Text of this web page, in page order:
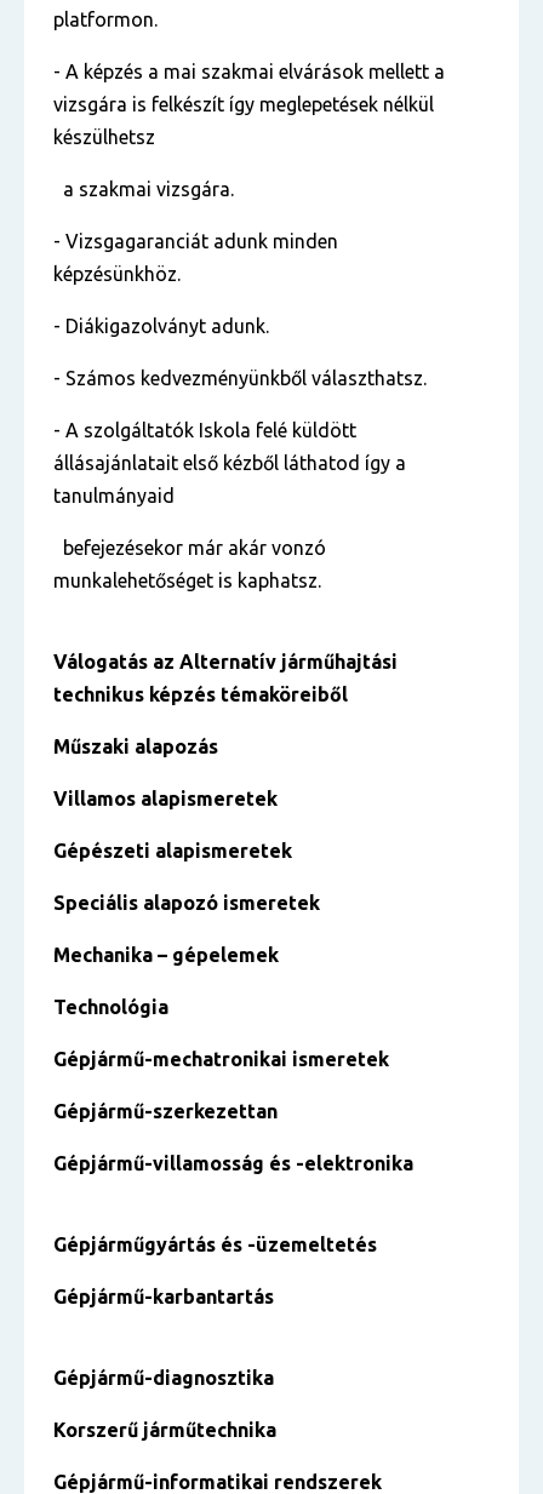
platformon.
- A képzés a mai szakmai elvárások mellett a
vizsgára is felkészít így meglepetések nélkül
készülhetsz
a szakmai vizsgára.
- Vizsgagaranciát adunk minden
képzésünkhöz.
- Diákigazolványt adunk.
- Számos kedvezményünkből választhatsz.
- A szolgáltatók Iskola felé küldött
állásajánlatait első kézből láthatod így a
tanulmányaid
befejezésekor már akár vonzó
munkalehetőséget is kaphatsz.
Válogatás az Alternatív járműhajtási
technikus képzés témaköreiből
Műszaki alapozás
Villamos alapismeretek
Gépészeti alapismeretek
Speciális alapozó ismeretek
Mechanika – gépelemek
Technológia
Gépjármű-mechatronikai ismeretek
Gépjármű-szerkezettan
Gépjármű-villamosság és -elektronika
Gépjárműgyártás és -üzemeltetés
Gépjármű-karbantartás
Gépjármű-diagnosztika
Korszerű járműtechnika
Gépjármű-informatikai rendszerek